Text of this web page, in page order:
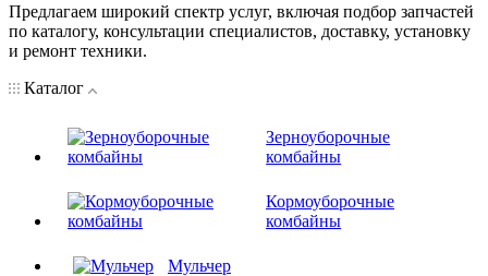
Предлагаем широкий спектр услуг, включая подбор запчастей
по каталогу, консультации специалистов, доставку, установку
и ремонт техники.
Каталог
Зерноуборочные
комбайны
Кормоуборочные
комбайны
Мульчер